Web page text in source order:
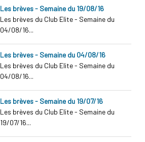
Les brèves - Semaine du 19/08/16
Les brèves du Club Elite - Semaine du
04/08/16...
Les brèves - Semaine du 04/08/16
Les brèves du Club Elite - Semaine du
04/08/16...
Les brèves - Semaine du 19/07/16
Les brèves du Club Elite - Semaine du
19/07/16...